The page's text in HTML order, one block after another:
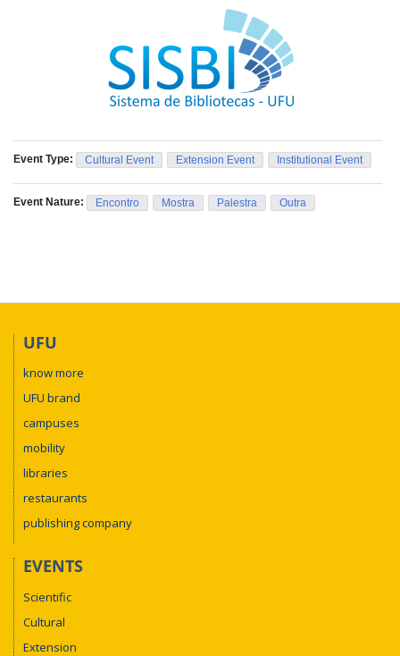
Event Type: Cultural Event Extension Event Institutional Event
Event Nature: Encontro Mostra Palestra Outra
UFU
know more
UFU brand
campuses
mobility
libraries
restaurants
publishing company
EVENTS
Scientific
Cultural
Extension